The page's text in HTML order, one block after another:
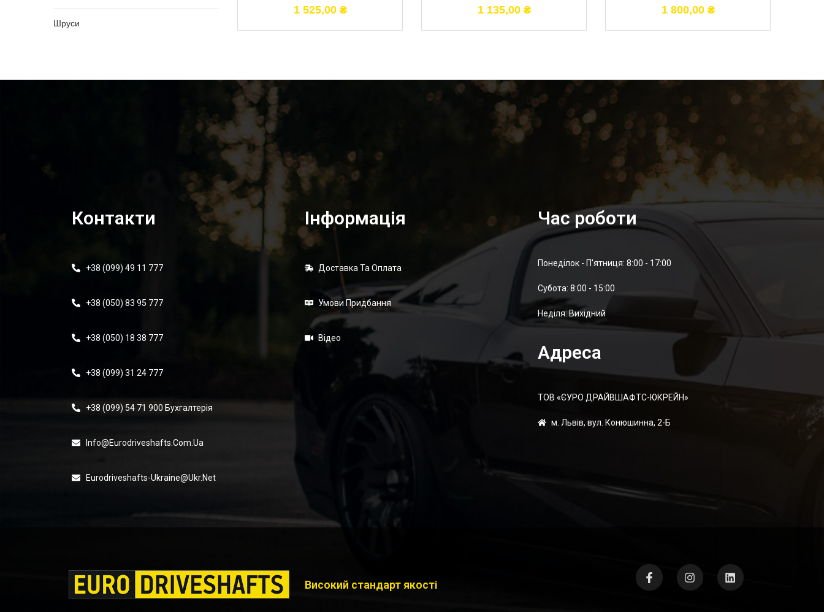
Шруси
2 000,00₴ 1 525,00 ₴ 1 135,00 ₴ 1 800,00 ₴
Контакти
+38 (099) 49 11 777
+38 (050) 83 95 777
+38 (050) 18 38 777
+38 (099) 31 24 777
+38 (099) 54 71 900 Бухгалтерія
Info@eurodriveshafts.com.ua
Eurodriveshafts-Ukraine@ukr.net
Інформація
Доставка Та Оплата
Умови Придбання
Відео
Час роботи
Понеділок - П'ятниця: 8:00 - 17:00
Суботa: 8:00 - 15:00
Неділя: Вихідний
Адреса
ТОВ «ЄУРО ДРАЙВШАФТC-ЮКРЕЙН»
м. Львів, вул. Конюшинна, 2-Б
Високий стандарт якості